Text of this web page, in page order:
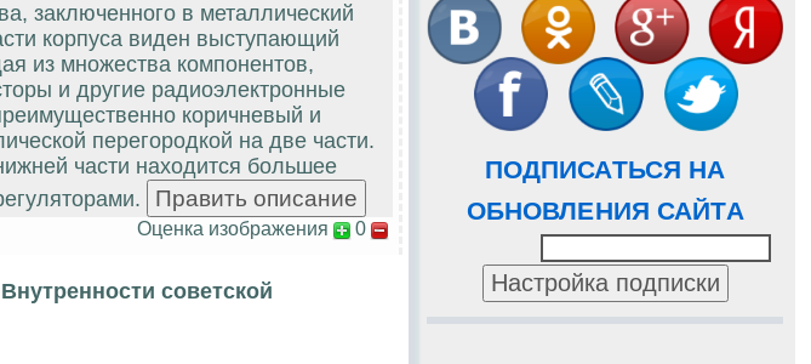
ПОДПИСАТЬСЯ НА
ОБНОВЛЕНИЯ САЙТА
заключенного в металлический
корпуса виден выступающий
из множества компонентов,
и другие радиоэлектронные
коричневый и
перегородкой на две части.
части находится большее
Оценка изображения 0
советской